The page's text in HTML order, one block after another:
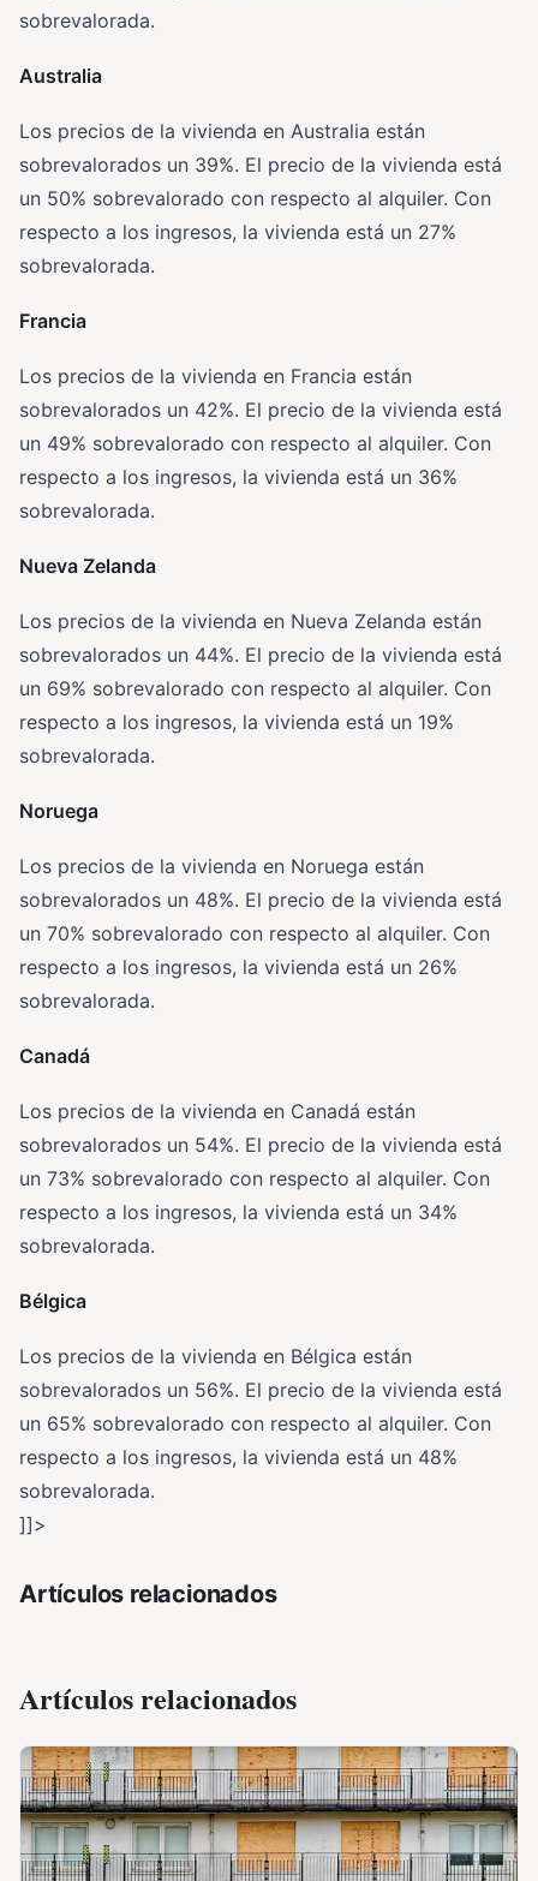
sobrevalorada.
Australia
Los precios de la vivienda en Australia están
sobrevalorados un 39%. El precio de la vivienda está
un 50% sobrevalorado con respecto al alquiler. Con
respecto a los ingresos, la vivienda está un 27%
sobrevalorada.
Francia
Los precios de la vivienda en Francia están
sobrevalorados un 42%. El precio de la vivienda está
un 49% sobrevalorado con respecto al alquiler. Con
respecto a los ingresos, la vivienda está un 36%
sobrevalorada.
Nueva Zelanda
Los precios de la vivienda en Nueva Zelanda están
sobrevalorados un 44%. El precio de la vivienda está
un 69% sobrevalorado con respecto al alquiler. Con
respecto a los ingresos, la vivienda está un 19%
sobrevalorada.
Noruega
Los precios de la vivienda en Noruega están
sobrevalorados un 48%. El precio de la vivienda está
un 70% sobrevalorado con respecto al alquiler. Con
respecto a los ingresos, la vivienda está un 26%
sobrevalorada.
Canadá
Los precios de la vivienda en Canadá están
sobrevalorados un 54%. El precio de la vivienda está
un 73% sobrevalorado con respecto al alquiler. Con
respecto a los ingresos, la vivienda está un 34%
sobrevalorada.
Bélgica
Los precios de la vivienda en Bélgica están
sobrevalorados un 56%. El precio de la vivienda está
un 65% sobrevalorado con respecto al alquiler. Con
respecto a los ingresos, la vivienda está un 48%
sobrevalorada.
]]>
Artículos relacionados
Artículos relacionados